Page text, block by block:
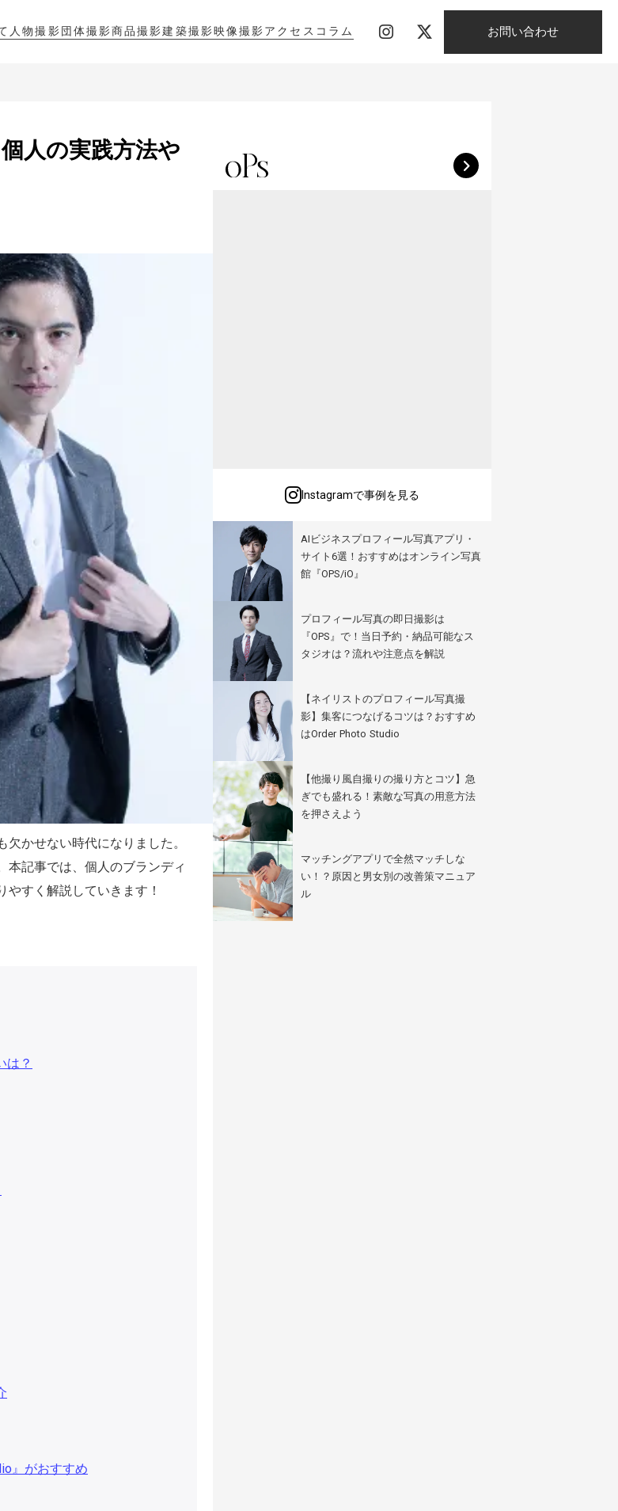
人の実践方法や
欠かせない時代になりました。
本記事では、個人のブランディ
すく解説していきます！
は？
』がおすすめ
Instagramで事例を見る
AIビジネスプロフィール写真アプリ・
サイト6選！おすすめはオンライン写真
館『OPS/iO』
プロフィール写真の即日撮影は
『OPS』で！当日予約・納品可能なス
タジオは？流れや注意点を解説
【ネイリストのプロフィール写真撮
影】集客につなげるコツは？おすすめ
はOrder Photo Studio
【他撮り風自撮りの撮り方とコツ】急
ぎでも盛れる！素敵な写真の用意方法
を押さえよう
マッチングアプリで全然マッチしな
い！？原因と男女別の改善策マニュア
ル
人物撮影団体撮影商品撮影建築撮影映像撮影アクセス コラム お問い合わせ